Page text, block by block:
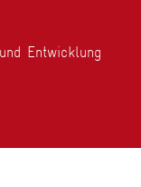
Entwicklung